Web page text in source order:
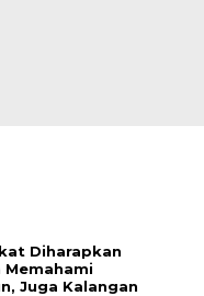
Diharapkan
Memahami
Juga Kalangan